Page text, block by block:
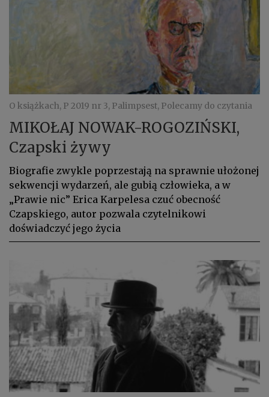
O książkach, P 2019 nr 3, Palimpsest, Polecamy do czytania
MIKOŁAJ NOWAK-ROGOZIŃSKI,
Czapski żywy
Biografie zwykle poprzestają na sprawnie ułożonej
sekwencji wydarzeń, ale gubią człowieka, a w
„Prawie nic” Erica Karpelesa czuć obecność
Czapskiego, autor pozwala czytelnikowi
doświadczyć jego życia